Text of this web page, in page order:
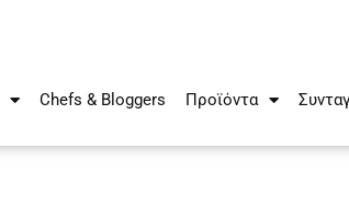
Chefs & Bloggers Προϊόντα